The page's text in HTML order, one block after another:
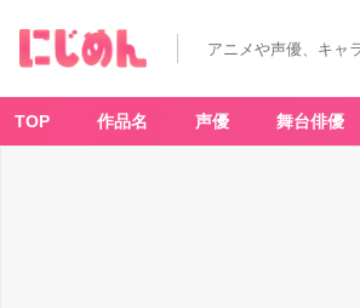
アニメや声優、キャ
TOP 作品名 声優 舞台俳優